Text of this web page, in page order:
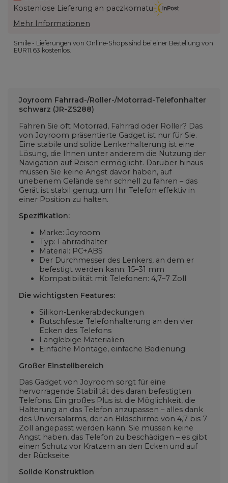
Kostenlose Lieferung an paczkomatu
Mehr Informationen
Smile - Lieferungen von Online-Shops sind bei einer Bestellung von
EUR11.63 kostenlos.
Joyroom Fahrrad-/Roller-/Motorrad-Telefonhalter
schwarz (JR-ZS288)
Fahren Sie oft Motorrad, Fahrrad oder Roller? Das
von Joyroom präsentierte Gadget ist nur für Sie.
Eine stabile und solide Lenkerhalterung ist eine
Lösung, die Ihnen unter anderem die Nutzung der
Navigation auf Reisen ermöglicht. Darüber hinaus
müssen Sie keine Angst davor haben, auf
unebenem Gelände sehr schnell zu fahren – das
Gerät ist stabil genug, um Ihr Telefon effektiv in
einer Position zu halten.
Spezifikation:
Marke: Joyroom
Typ: Fahrradhalter
Material: PC+ABS
Der Durchmesser des Lenkers, an dem er
befestigt werden kann: 15–31 mm
Kompatibilität mit Telefonen: 4,7–7 Zoll
Die wichtigsten Features:
Silikon-Lenkerabdeckungen
Rutschfeste Telefonhalterung an den vier
Ecken des Telefons
Langlebige Materialien
Einfache Montage, einfache Bedienung
Großer Einstellbereich
Das Gadget von Joyroom sorgt für eine
hervorragende Stabilität des daran befestigten
Telefons. Ein großes Plus ist die Möglichkeit, die
Halterung an das Telefon anzupassen – alles dank
des Universalarms, der an Bildschirme von 4,7 bis 7
Zoll angepasst werden kann. Sie müssen keine
Angst haben, das Telefon zu beschädigen – es gibt
einen Schutz vor Kratzern an den Ecken und auf
der Rückseite.
Solide Konstruktion